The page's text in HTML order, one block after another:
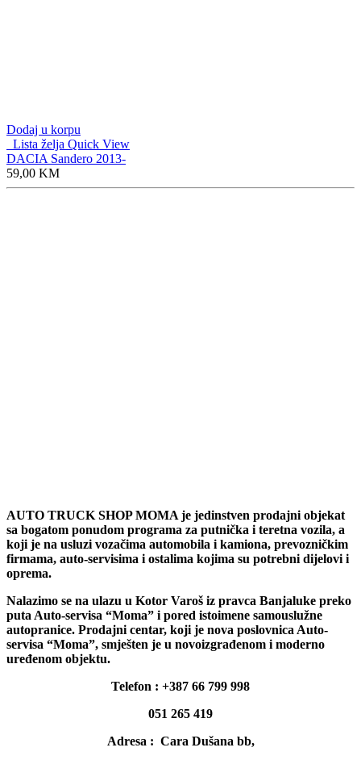
Dodaj u korpu
Lista želja Quick View
DACIA Sandero 2013-
59,00 KM
AUTO TRUCK SHOP MOMA je jedinstven prodajni objekat
sa bogatom ponudom programa za putnička i teretna vozila, a
koji je na usluzi vozačima automobila i kamiona, prevozničkim
firmama, auto-servisima i ostalima kojima su potrebni dijelovi i
oprema.
Nalazimo se na ulazu u Kotor Varoš iz pravca Banjaluke preko
puta Auto-servisa “Moma” i pored istoimene samouslužne
autopranice. Prodajni centar, koji je nova poslovnica Auto-
servisa “Moma”, smješten je u novoizgrađenom i moderno
uređenom objektu.
Telefon : +387 66 799 998
051 265 419
Adresa : Cara Dušana bb,